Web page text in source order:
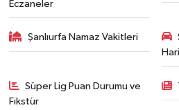
Eczaneler
Şanlıurfa Namaz Vakitleri
Süper Lig Puan Durumu ve
Fikstür